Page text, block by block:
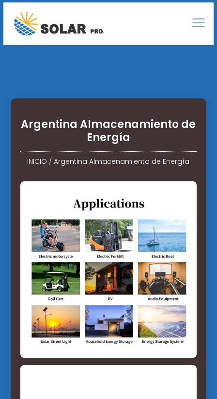
Argentina Almacenamiento de
Energía
INICIO /Argentina Almacenamiento de Energía